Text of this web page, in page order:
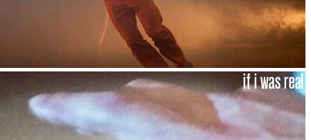
if i was real